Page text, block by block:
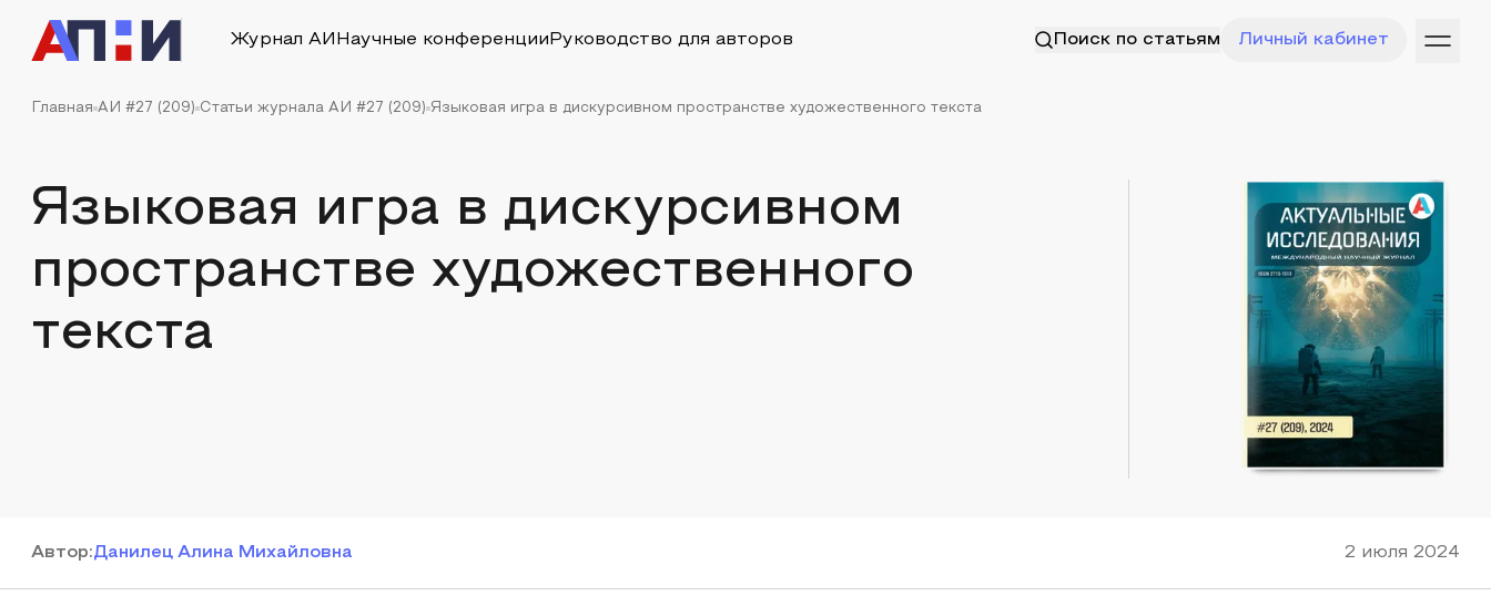
Журнал АИ Научные конференции Руководство для авторов Поиск по статьям Личный кабинет
Главная АИ #27 (209) Статьи журнала АИ #27 (209) Языковая игра в дискурсивном пространстве художественного текста
Языковая игра в дискурсивном
пространстве художественного
текста
Автор:Данилец Алина Михайловна 2 июля 2024